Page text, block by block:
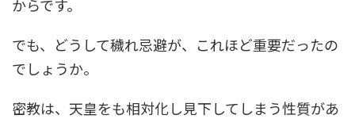
からです。
でも、どうして穢れ忌避が、これほど重要だったの
でしょうか。
密教は、天皇をも相対化し見下してしまう性質があ